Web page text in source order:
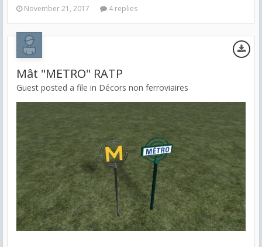
November 21, 2017
4 replies
Mât "METRO" RATP
Guest posted a file in Décors non ferroviaires